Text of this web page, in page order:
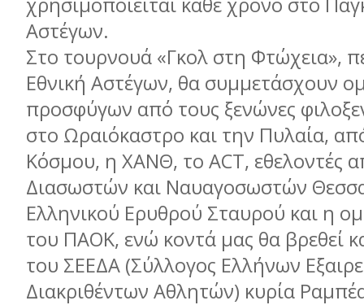
Αστέγων.
Στο τουρνουά «Γκολ στη Φτώχεια»,
Εθνική Αστέγων, θα συμμετάσχουν
προσφύγων από τους ξενώνες
στο Ωραιόκαστρο και την Πυλαία,
Κόσμου, η ΧΑΝΘ, το ACT, εθελοντές
Διασωστών και Ναυαγοσωστών
Ελληνικού Ερυθρού Σταυρού και η
του ΠΑΟΚ, ενώ κοντά μας θα βρεθεί
του ΣΕΕΔΑ (Σύλλογος Ελλήνων
Διακριθέντων Αθλητών) κυρία